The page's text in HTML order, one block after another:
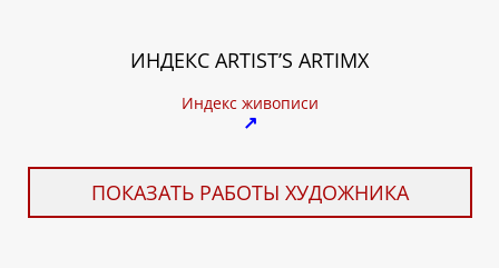
ИНДЕКС ARTIST’S ARTIMX
Индекс живописи
↗
ПОКАЗАТЬ РАБОТЫ ХУДОЖНИКА